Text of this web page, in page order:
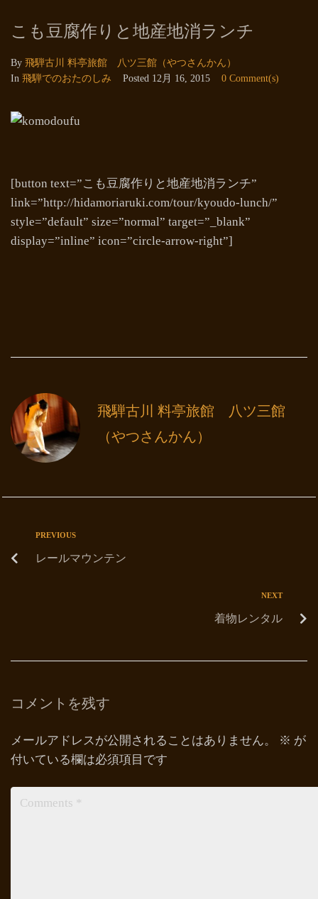
こも豆腐作りと地産地消ランチ
By 飛騨古川 料亭旅館 八ツ三館（やつさんかん）
In 飛騨でのおたのしみ Posted 12月 16, 2015 0 Comment(s)
[button text=”こも豆腐作りと地産地消ランチ”
link=”http://hidamoriaruki.com/tour/kyoudo-lunch/”
style=”default” size=”normal” target=”_blank”
display=”inline” icon=”circle-arrow-right”]
飛騨古川 料亭旅館 八ツ三館
（やつさんかん）
PREVIOUS
レールマウンテン
NEXT
着物レンタル
コメントを残す
メールアドレスが公開されることはありません。 ※ が
付いている欄は必須項目です